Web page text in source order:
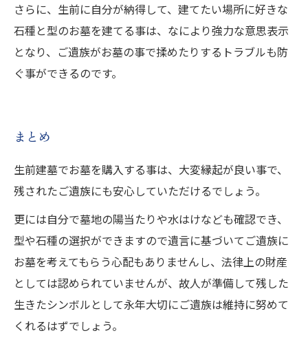
さらに、生前に自分が納得して、建てたい場所に好きな
石種と型のお墓を建てる事は、なにより強力な意思表示
となり、ご遺族がお墓の事で揉めたりするトラブルも防
ぐ事ができるのです。
まとめ
生前建墓でお墓を購入する事は、大変縁起が良い事で、
残されたご遺族にも安心していただけるでしょう。
更には自分で墓地の陽当たりや水はけなども確認でき、
型や石種の選択ができますので遺言に基づいてご遺族に
お墓を考えてもらう心配もありませんし、法律上の財産
としては認められていませんが、故人が準備して残した
生きたシンボルとして永年大切にご遺族は維持に努めて
くれるはずでしょう。